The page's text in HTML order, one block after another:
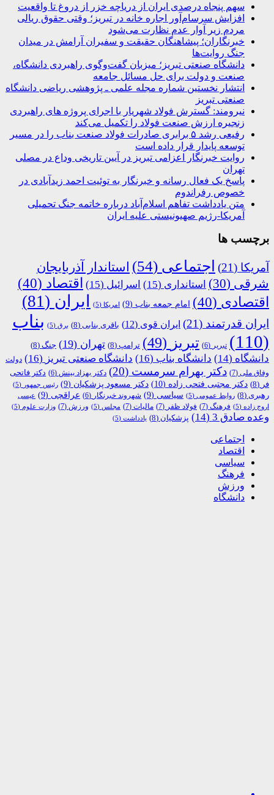
سهم پنجاه درصدی ایران از دریاچه خزر از دروغ تا واقعیت
افزایش سرسام‌آور اجاره خانه در تبریز؛ وقتی حقوق ریالی
مردم زیر آوار عدم نظارت می‌شود
خبرنگاران؛ پیشاهنگان حقیقت و سفیران آرامش در میدان
جنگ روایت‌ها
دانشگاه صنعتی تبریز؛ میزبان گفت‌وگوی راهبردی دانشگاه،
صنعت و دولت برای حل مسائل جامعه
انتشار نخستین شماره مجله علمی ـ پژوهشی ریاضی دانشگاه
صنعتی تبریز
نیرومند: گسترش فولاد شهریار با اجرای پروژه های راهبردی
زنجیره ارزش صنعت فولاد را تکمیل می‌کند
رفیعی رشد ۵ برابری صادرات فولاد صنعت بناب را در مسیر
توسعه پایدار قرار داده است
روایت خبرنگار اعزامی تبریز در آیین تاریخی وداع در مصلی
تهران
پاسخ یک فعال رسانه و خبرنگار به توئیت احمد زیدآبادی در
خصوص رفراندوم
متن یادداشت تفاهم اسلام‌آباد درباره خاتمه جنگ تحمیلی
آمریکا-رژیم صهیونیستی علیه ایران
برچسب ها
آمریکا (21) اجتماعی (54)
استاندار آذربایجان
شرقی (30) استانداری (15) اسرائیل (15) اقتصاد (40)
اقتصادی (40) امام جمعه بناب (9) امریکا (5) ایران (81)
ایران قدرتمند (21) ایران قوی (12) باقری بنابی (8) برق (5)
بناب
(110)
تبریر (6) تبریز (49) ترامپ (8) تهران (19) جنگ (8)
دانشگاه (14) دانشگاه بناب (16) دانشگاه صنعتی تبریز (16)
دولت
وفاق ملی (7) دکتر بهرام سرمست (20) دکتر بهزاد بینش (6)
دکتر فاتحی
فر (8) دکتر مجتبی فتحی زاده (10) دکتر مسعود پزشکیان (9) رئیس جمهور (5)
رهبری (8) روابط عمومی (5) سیاسی (9) شهروند خبرنگار (6) عراقچی (9)
عیسی
اروج زاده (5) فرهنگ (7) فولاد ظفر (7) مالیات (7) مجلس (5) ورزش (7) وزارت علوم (5)
وعده صادق 3 (14) پزشکیان (8) یادداشت (5)
اجتماعی
اقتصاد
سیاسی
فرهنگ
ورزش
دانشگاه